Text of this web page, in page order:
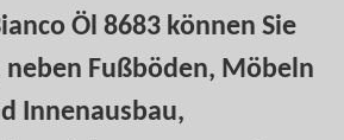
Öl 8683 können Sie
neben Fußböden, Möbeln
Innenausbau,